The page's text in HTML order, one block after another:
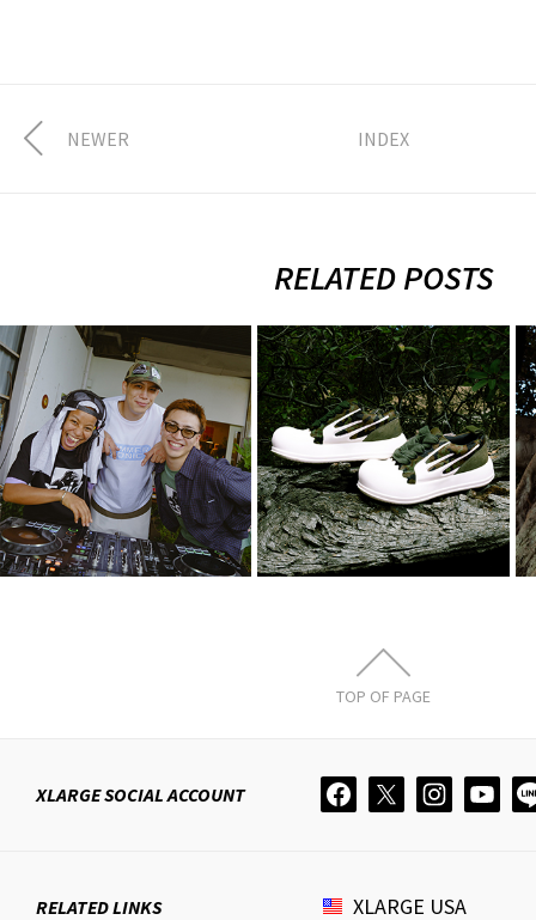
NEWER INDEX
RELATED POSTS
FULLHOUSE ×
XLARGE × X-girl
× SUMMER
SONIC 2…
8月 4, 2026
2026.8.7.Fri
XLARGE ×
Rhime
8月 3, 2026
TOP OF PAGE
XLARGESOCIAL ACCOUNT
RELATED LINKS XLARGE USA